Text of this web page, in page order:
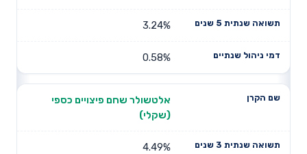
3.24%
0.58%
אלטשולר שחם פיצויים כספי
(שקלי)
4.49%